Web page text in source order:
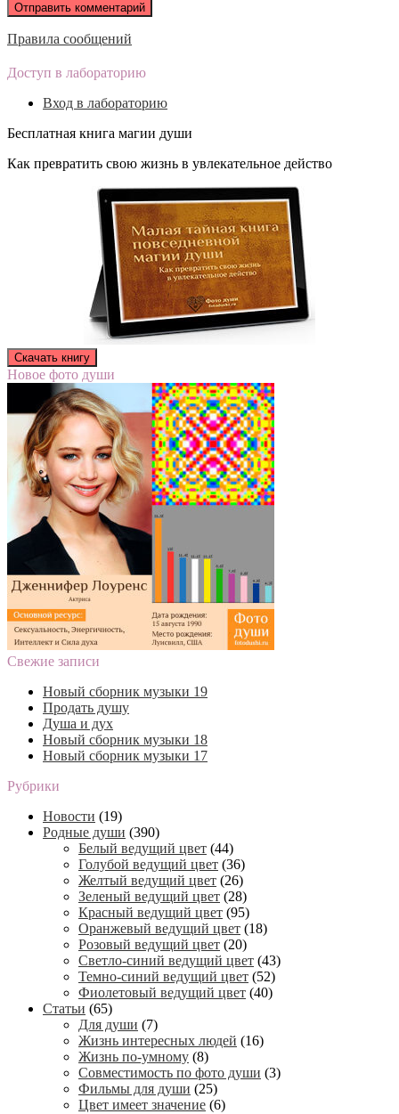
Правила сообщений
Доступ в лабораторию
Вход в лабораторию
Бесплатная книга магии души
Как превратить свою жизнь в увлекательное действо
Новое фото души
Свежие записи
Новый сборник музыки 19
Продать душу
Душа и дух
Новый сборник музыки 18
Новый сборник музыки 17
Рубрики
Новости (19)
Родные души (390)
Белый ведущий цвет (44)
Голубой ведущий цвет (36)
Желтый ведущий цвет (26)
Зеленый ведущий цвет (28)
Красный ведущий цвет (95)
Оранжевый ведущий цвет (18)
Розовый ведущий цвет (20)
Светло-синий ведущий цвет (43)
Темно-синий ведущий цвет (52)
Фиолетовый ведущий цвет (40)
Статьи (65)
Для души (7)
Жизнь интересных людей (16)
Жизнь по-умному (8)
Совместимость по фото души (3)
Фильмы для души (25)
Цвет имеет значение (6)